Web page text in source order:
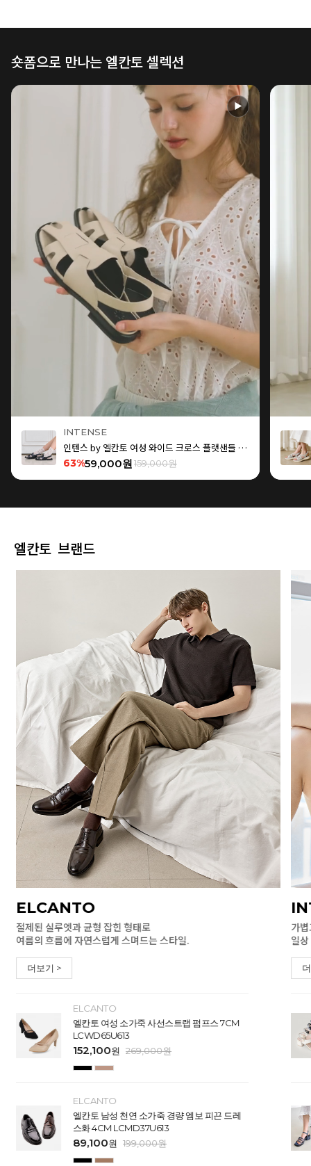
숏폼으로 만나는 엘칸토 셀렉션
▶
INTENSE
인텐스 by 엘칸토 여성 와이드 크로스 플랫샌들 1.5cm LCWW15I626
63%59,000원 159,000원
엘칸토 브랜드
ELCANTO
절제된 실루엣과 균형 잡힌 형태로
여름의 흐름에 자연스럽게 스며드는 스타일.
더보기 >
ELCANTO
엘칸토 여성 소가죽 사선스트랩 펌프스 7CM
LCWD65U613
152,100원 269,000원
ELCANTO
엘칸토 남성 천연 소가죽 경량 엠보 피끈 드레
스화 4CM LCMD37U613
89,100원 199,000원
가
일